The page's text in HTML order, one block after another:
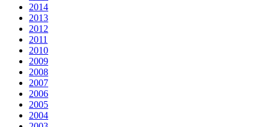
2014
2013
2012
2011
2010
2009
2008
2007
2006
2005
2004